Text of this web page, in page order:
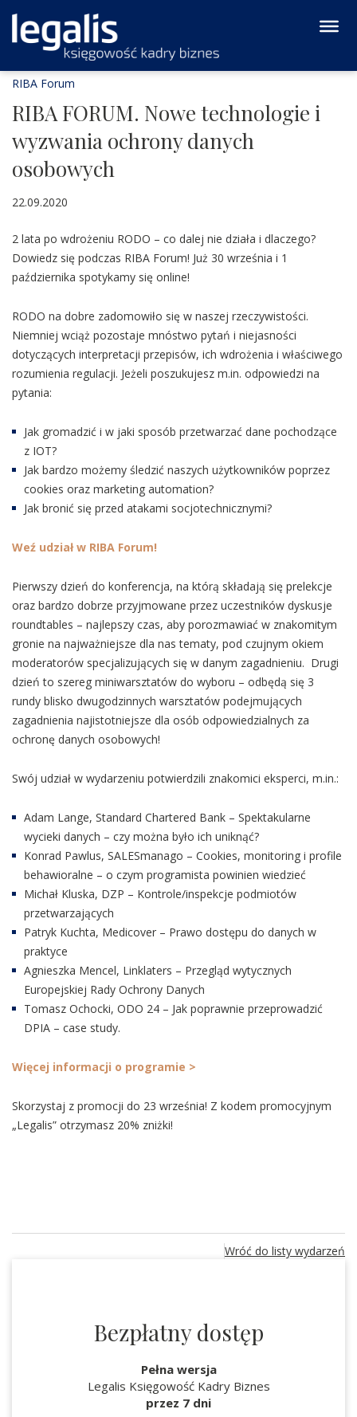
RIBA Forum
RIBA FORUM. Nowe technologie i
wyzwania ochrony danych
osobowych
22.09.2020
2 lata po wdrożeniu RODO – co dalej nie działa i dlaczego?
Dowiedz się podczas RIBA Forum! Już 30 września i 1
października spotykamy się online!
RODO na dobre zadomowiło się w naszej rzeczywistości.
Niemniej wciąż pozostaje mnóstwo pytań i niejasności
dotyczących interpretacji przepisów, ich wdrożenia i właściwego
rozumienia regulacji. Jeżeli poszukujesz m.in. odpowiedzi na
pytania:
Jak gromadzić i w jaki sposób przetwarzać dane pochodzące
z IOT?
Jak bardzo możemy śledzić naszych użytkowników poprzez
cookies oraz marketing automation?
Jak bronić się przed atakami socjotechnicznymi?
Weź udział w RIBA Forum!
Pierwszy dzień do konferencja, na którą składają się prelekcje
oraz bardzo dobrze przyjmowane przez uczestników dyskusje
roundtables – najlepszy czas, aby porozmawiać w znakomitym
gronie na najważniejsze dla nas tematy, pod czujnym okiem
moderatorów specjalizujących się w danym zagadnieniu. Drugi
dzień to szereg miniwarsztatów do wyboru – odbędą się 3
rundy blisko dwugodzinnych warsztatów podejmujących
zagadnienia najistotniejsze dla osób odpowiedzialnych za
ochronę danych osobowych!
Swój udział w wydarzeniu potwierdzili znakomici eksperci, m.in.:
Adam Lange, Standard Chartered Bank – Spektakularne
wycieki danych – czy można było ich uniknąć?
Konrad Pawlus, SALESmanago – Cookies, monitoring i profile
behawioralne – o czym programista powinien wiedzieć
Michał Kluska, DZP – Kontrole/inspekcje podmiotów
przetwarzających
Patryk Kuchta, Medicover – Prawo dostępu do danych w
praktyce
Agnieszka Mencel, Linklaters – Przegląd wytycznych
Europejskiej Rady Ochrony Danych
Tomasz Ochocki, ODO 24 – Jak poprawnie przeprowadzić
DPIA – case study.
Więcej informacji o programie >
Skorzystaj z promocji do 23 września! Z kodem promocyjnym
„Legalis” otrzymasz 20% zniżki!
Wróć do listy wydarzeń
Bezpłatny dostęp
Pełna wersja
Legalis Księgowość Kadry Biznes
przez 7 dni